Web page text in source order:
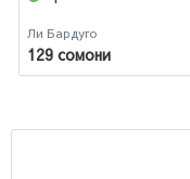
Ли Бардуго
129 сомони